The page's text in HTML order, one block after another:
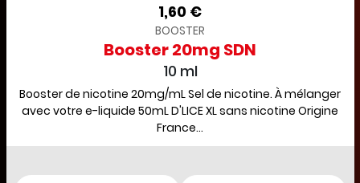
1,60 €
BOOSTER
Booster 20mg SDN
10 ml
Booster de nicotine 20mg/mL Sel de nicotine. À mélanger
avec votre e-liquide 50mL D'LICE XL sans nicotine Origine
France...